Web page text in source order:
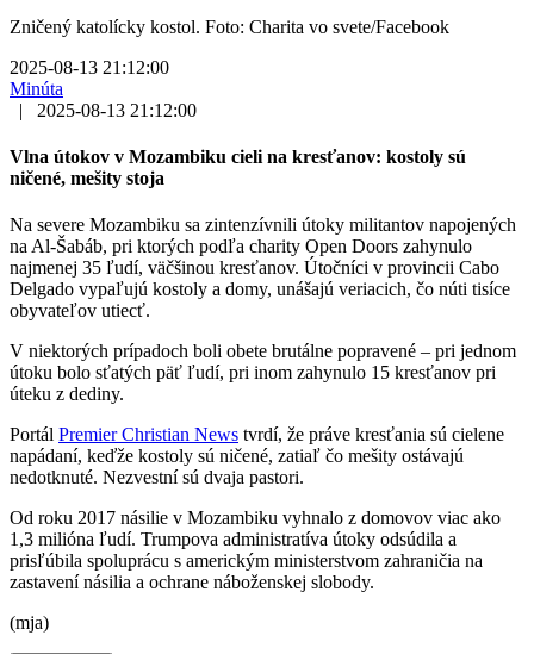
Zničený katolícky kostol. Foto: Charita vo svete/Facebook
2025-08-13 21:12:00
Minúta
|
2025-08-13 21:12:00
Vlna útokov v Mozambiku cieli na kresťanov: kostoly sú
ničené, mešity stoja
Na severe Mozambiku sa zintenzívnili útoky militantov napojených
na Al-Šabáb, pri ktorých podľa charity Open Doors zahynulo
najmenej 35 ľudí, väčšinou kresťanov. Útočníci v provincii Cabo
Delgado vypaľujú kostoly a domy, unášajú veriacich, čo núti tisíce
obyvateľov utiecť.
V niektorých prípadoch boli obete brutálne popravené – pri jednom
útoku bolo sťatých päť ľudí, pri inom zahynulo 15 kresťanov pri
úteku z dediny.
Portál Premier Christian News tvrdí, že práve kresťania sú cielene
napádaní, keďže kostoly sú ničené, zatiaľ čo mešity ostávajú
nedotknuté. Nezvestní sú dvaja pastori.
Od roku 2017 násilie v Mozambiku vyhnalo z domovov viac ako
1,3 milióna ľudí. Trumpova administratíva útoky odsúdila a
prisľúbila spoluprácu s americkým ministerstvom zahraničia na
zastavení násilia a ochrane náboženskej slobody.
(mja)